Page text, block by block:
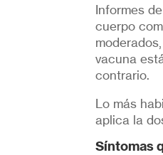
Informes
cuerpo
vacuna
contrario.
Lo más
aplica la
Síntomas